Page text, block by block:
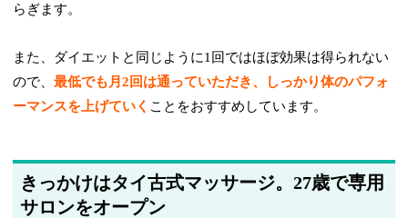
らぎます。
また、ダイエットと同じように1回ではほぼ効果は得られない
ので、最低でも月2回は通っていただき、しっかり体のパフォ
ーマンスを上げていく ことをおすすめしています。
きっかけはタイ古式マッサージ。27歳で専用
サロンをオープン